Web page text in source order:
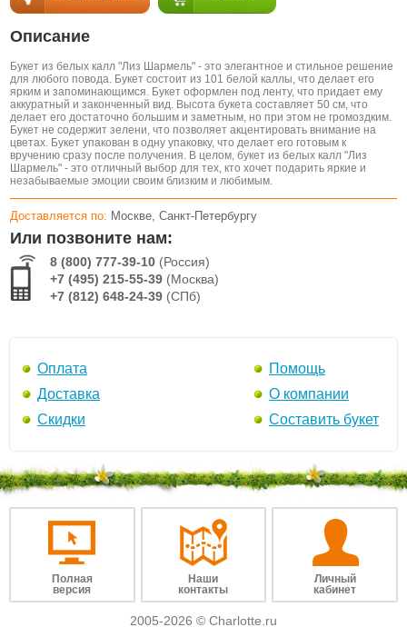
Описание
Букет из белых калл "Лиз Шармель" - это элегантное и стильное решение
для любого повода. Букет состоит из 101 белой каллы, что делает его
ярким и запоминающимся. Букет оформлен под ленту, что придает ему
аккуратный и законченный вид. Высота букета составляет 50 см, что
делает его достаточно большим и заметным, но при этом не громоздким.
Букет не содержит зелени, что позволяет акцентировать внимание на
цветах. Букет упакован в одну упаковку, что делает его готовым к
вручению сразу после получения. В целом, букет из белых калл "Лиз
Шармель" - это отличный выбор для тех, кто хочет подарить яркие и
незабываемые эмоции своим близким и любимым.
Доставляется по: Москве, Санкт-Петербургу
Или позвоните нам:
8 (800) 777-39-10 (Россия)
+7 (495) 215-55-39 (Москва)
+7 (812) 648-24-39 (СПб)
Оплата
Доставка
Скидки
Помощь
О компании
Составить букет
Полная
версия
Наши
контакты
Личный
кабинет
2005-2026 © Charlotte.ru